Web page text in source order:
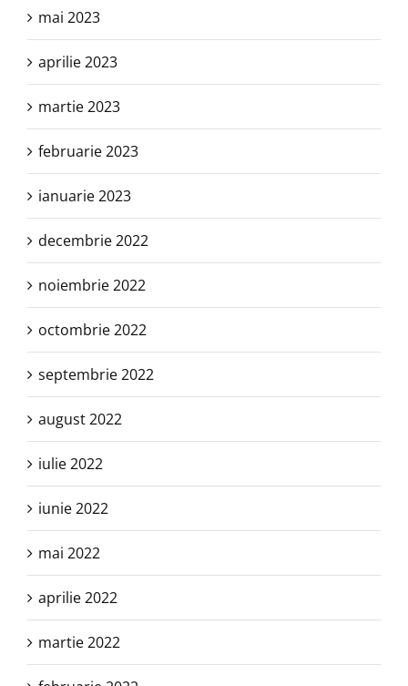
mai 2023
aprilie 2023
martie 2023
februarie 2023
ianuarie 2023
decembrie 2022
noiembrie 2022
octombrie 2022
septembrie 2022
august 2022
iulie 2022
iunie 2022
mai 2022
aprilie 2022
martie 2022